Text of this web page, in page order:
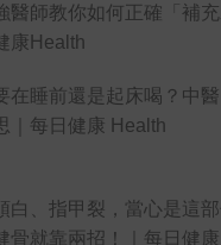
醫師教你如何正確「補
康Health
在睡前還是起床喝？中
｜每日健康 Health
白、指甲裂，當心是這
骨就靠兩招！｜每日健